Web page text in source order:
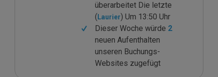
überarbeitet Die letzte
(Laurier) Um 13:50 Uhr
Dieser Woche würde 2
neuen Aufenthalten
unseren Buchungs-
Websites zugefügt